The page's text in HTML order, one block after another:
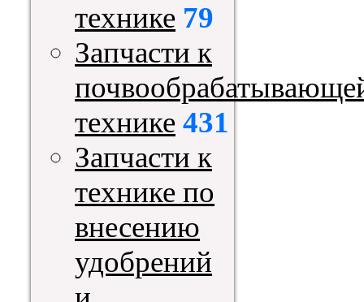
технике 79
Запчасти к
технике 431
Запчасти к
технике по
внесению
удобрений